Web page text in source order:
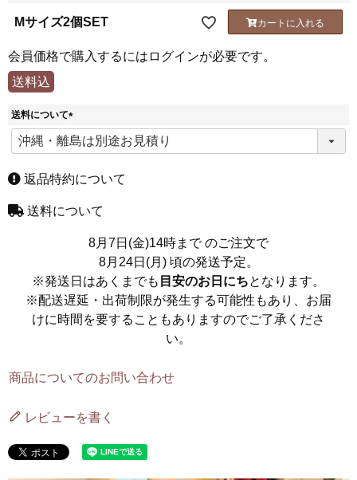
Mサイズ2個SET カートに入れる
会員価格で購入するにはログインが必要です。
送料込
送料について
(
必
)
返品特約について
送料について
8月7日(金)14時までのご注文で
8月24日(月) 頃の発送予定。
※発送日はあくまでも 目安のお日にちとなります。
※配送遅延・出荷制限が発生する可能性もあり、お届
けに時間を要することもありますのでご了承くださ
い。
商品についてのお問い合わせ
レビューを書く